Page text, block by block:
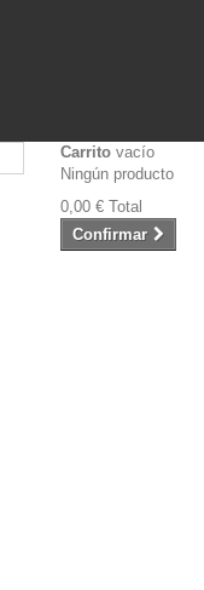
Carrito vacío
Ningún producto
0,00 € Total
Confirmar